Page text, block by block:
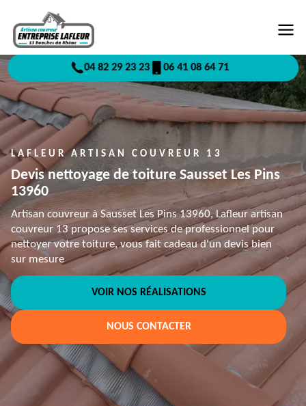
04 82 29 23 23 06 41 08 64 71
LAFLEUR ARTISAN COUVREUR 13
Devis nettoyage de toiture Sausset Les Pins
13960
Artisan couvreur à Sausset Les Pins 13960, Lafleur artisan
couvreur 13 propose ses services de professionnel pour
nettoyer votre toiture, vous fait cadeau d'un devis bien
sur mesure
VOIR NOS RÉALISATIONS
NOUS CONTACTER